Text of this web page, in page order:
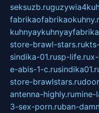
seksuzb.ru
store-brawl-stars.ru
sindika-01.rusp-life.ru
e-abis-1-c.ru
store-brawlstars.ru
antenna-highly.rumine-
3-sex-porn.ruban-